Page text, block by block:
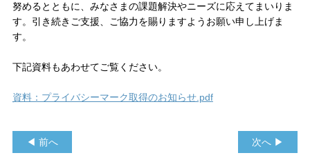
努めるとともに、みなさまの課題解決やニーズに応えてまいりま
す。引き続きご支援、ご協力を賜りますようお願い申し上げま
す。
下記資料もあわせてご覧ください。
資料：プライバシーマーク取得のお知らせ.pdf
◀ 前へ 次へ ▶